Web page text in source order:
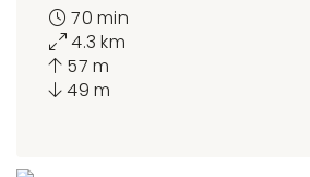
70 min
4.3 km
57 m
49 m